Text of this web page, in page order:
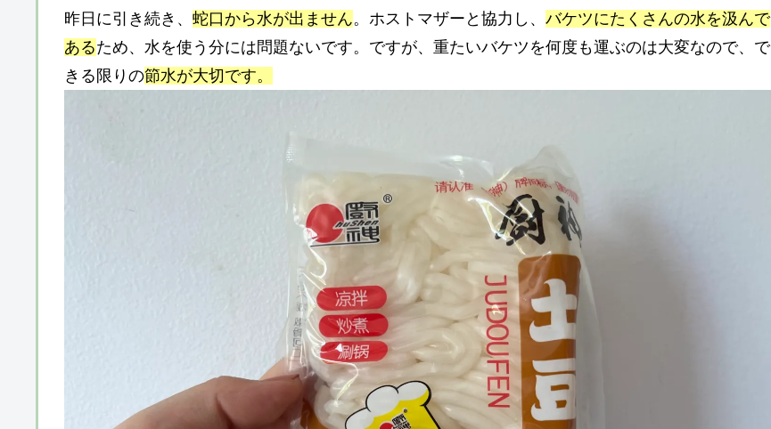
昨日に引き続き、 蛇口から水が出ません。ホストマザーと協力し、 バケツにたくさんの水を汲んで
あるため、水を使う分には問題ないです。ですが、重たいバケツを何度も運ぶのは大変なので、で
きる限りの節水が大切です。